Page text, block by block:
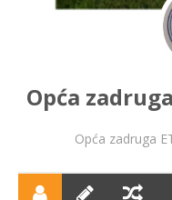
Opća
Opća zadruga